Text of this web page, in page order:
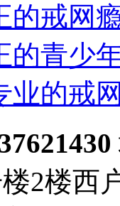
的戒网
的青少
业的戒
2楼西